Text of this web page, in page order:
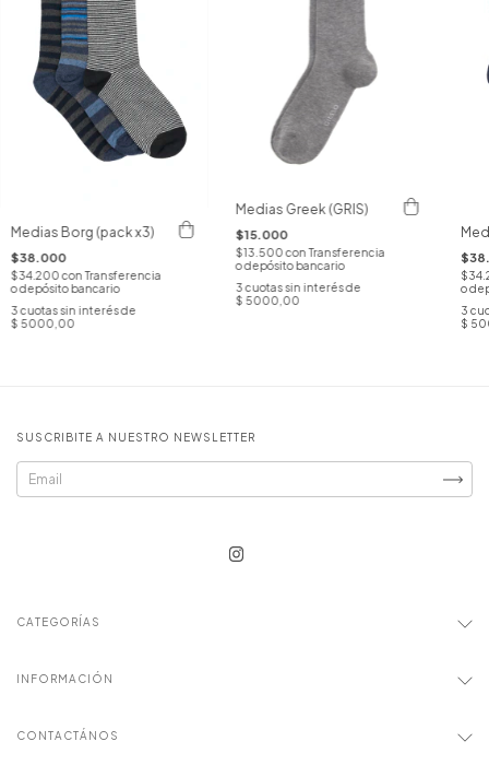
Medias Borg (pack x3)
$38.000
$34.200con Transferencia
o depósito bancario
3cuotas sin interés de
$ 5000,00
Medias Greek (GRIS)
$15.000
$13.500con Transferencia
o depósito bancario
3cuotas sin interés de
$ 5000,00
o
3
$
SUSCRIBITE A NUESTRO NEWSLETTER
CATEGORÍAS
INFORMACIÓN
CONTACTÁNOS